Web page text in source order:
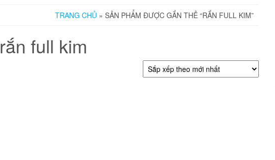
TRANG CHỦ » SẢN PHẨM ĐƯỢC GẮN THẺ “RẮN FULL KIM”
rắn full kim